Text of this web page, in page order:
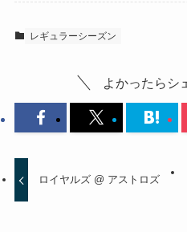
レギュラーシーズン
よかったらシ
ロイヤルズ @ アストロズ